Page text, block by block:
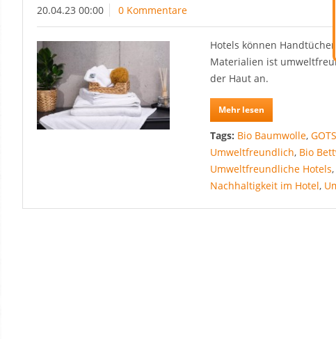
20.04.23 00:00 0 Kommentare
Hotels können
Materialien ist
der Haut an.
Mehr lesen
Tags: Bio Baumwolle,
Umweltfreundlich, Bio
Umweltfreundliche Hotels,
Nachhaltigkeit im Hotel,